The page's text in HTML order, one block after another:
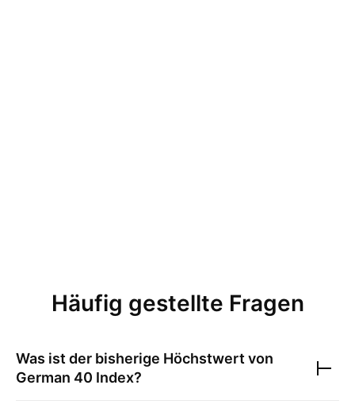
Häufig gestellte Fragen
Was ist der bisherige Höchstwert von
German 40 Index?